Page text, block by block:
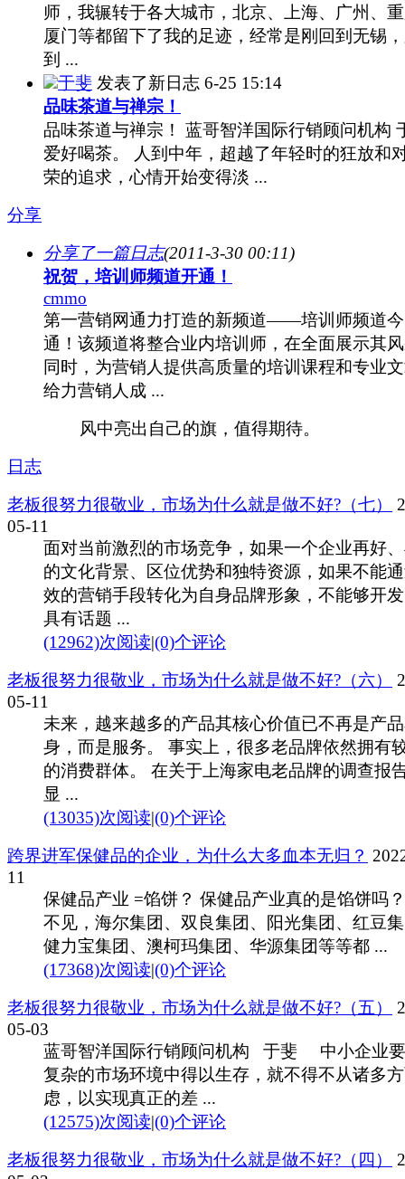
师，我辗转于各大城市，北京、上海、广州、
厦门等都留下了我的足迹，经常是刚回到无锡
到 ...
于斐 发表了新日志 6-25 15:14
品味茶道与禅宗！
品味茶道与禅宗！ 蓝哥智洋国际行销顾问机构
爱好喝茶。 人到中年，超越了年轻时的狂放和
荣的追求，心情开始变得淡 ...
分享
分享了一篇日志(2011-3-30 00:11)
祝贺，培训师频道开通！
cmmo
第一营销网通力打造的新频道——培训师频道
通！该频道将整合业内培训师，在全面展示其
同时，为营销人提供高质量的培训课程和专业
给力营销人成 ...
风中亮出自己的旗，值得期待。
日志
老板很努力很敬业，市场为什么就是做不好?（七）
05-11
面对当前激烈的市场竞争，如果一个企业再好
的文化背景、区位优势和独特资源，如果不能
效的营销手段转化为自身品牌形象，不能够开
具有话题 ...
(12962)次阅读|(0)个评论
老板很努力很敬业，市场为什么就是做不好?（六）
05-11
未来，越来越多的产品其核心价值已不再是产
身，而是服务。 事实上，很多老品牌依然拥有
的消费群体。 在关于上海家电老品牌的调查报
显 ...
(13035)次阅读|(0)个评论
跨界进军保健品的企业，为什么大多血本无归？
11
保健品产业 =馅饼？ 保健品产业真的是馅饼吗
不见，海尔集团、双良集团、阳光集团、红豆
健力宝集团、澳柯玛集团、华源集团等等都 ...
(17368)次阅读|(0)个评论
老板很努力很敬业，市场为什么就是做不好?（五）
05-03
蓝哥智洋国际行销顾问机构 于斐 中小企业
复杂的市场环境中得以生存，就不得不从诸多
虑，以实现真正的差 ...
(12575)次阅读|(0)个评论
老板很努力很敬业，市场为什么就是做不好?（四）